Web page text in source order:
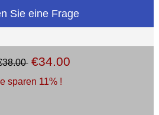
Sie eine Frage
€34.00
sparen 11% !